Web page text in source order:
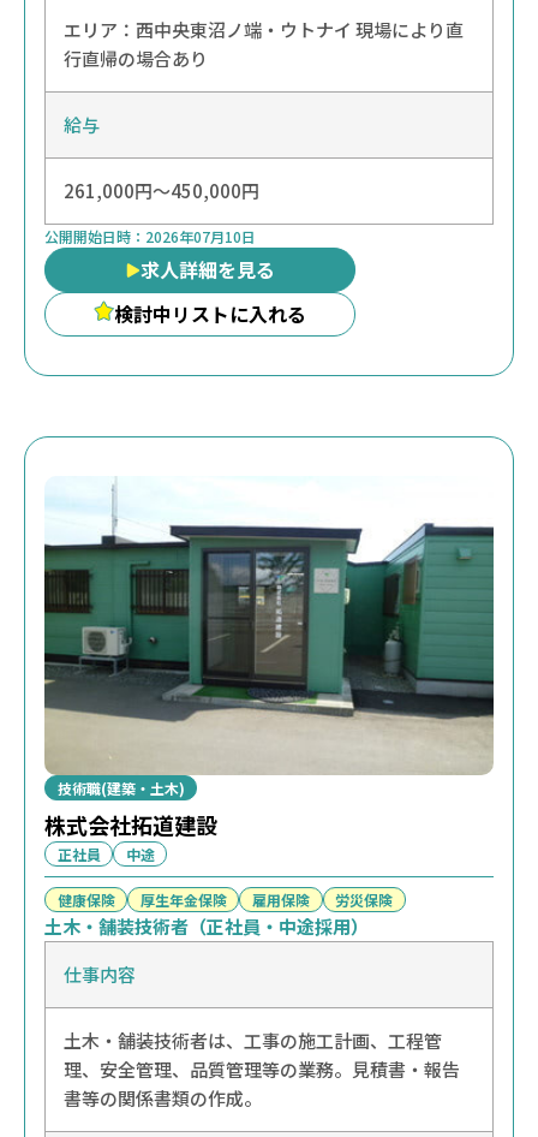
エリア： 西中央東沼ノ端・ウトナイ 現場により直
行直帰の場合あり
給与
261,000円～450,000円
検討中リストに入れる
求人詳細を見る
公開開始日時： 2026年07月10日
技術職(建築・土木)
株式会社拓道建設
正社員 中途
健康保険 厚生年金保険 雇用保険 労災保険
土木・舗装技術者（正社員・中途採用）
仕事内容
土木・舗装技術者は、工事の施工計画、工程管
理、安全管理、品質管理等の業務。見積書・報告
書等の関係書類の作成。